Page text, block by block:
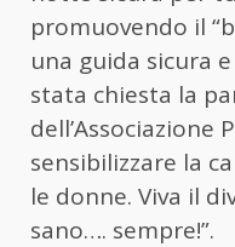
promuovendo il
una guida sicura
stata chiesta la
dell’Associazione
sensibilizzare la
le donne. Viva il
sano…. sempre!”.